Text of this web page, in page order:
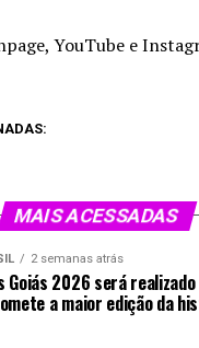
YouTube e
MAIS ACESSADAS
2 semanas atrás
Goiás 2026 será realizado
a maior edição da